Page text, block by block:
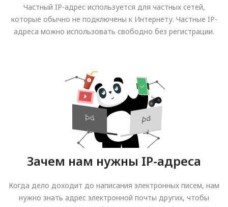
Частный IP-адрес используется для частных сетей,
которые обычно не подключены к Интернету. Частные IP-
адреса можно использовать свободно без регистрации.
Зачем нам нужны IP-адреса
Когда дело доходит до написания электронных писем, нам
нужно знать адрес электронной почты других, чтобы